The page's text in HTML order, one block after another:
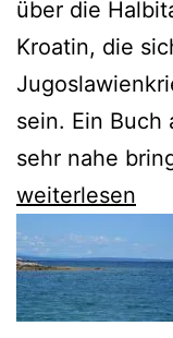
über die
Kroatin, die
sein. Ein Buch
sehr nahe
Richard
Swartz
erzählt
die
weiterlesen